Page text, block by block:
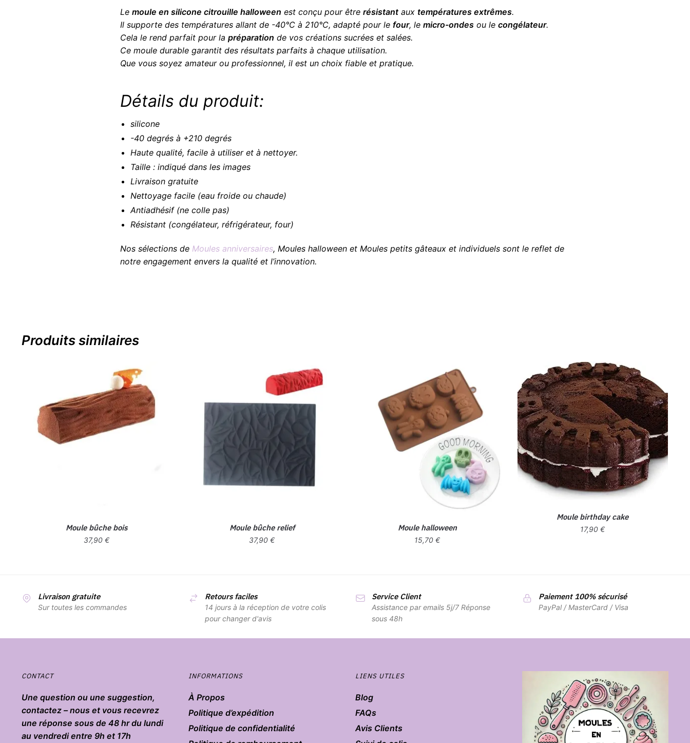
Le moule en silicone citrouille halloween est conçu pour être résistantaux températures extrêmes.
Il supporte des températures allant de -40°C à 210°C, adapté pour le four, le micro-ondesou le congélateur.
Cela le rend parfait pour la préparation de vos créations sucrées et salées.
Ce moule durable garantit des résultats parfaits à chaque utilisation.
Que vous soyez amateur ou professionnel, il est un choix fiable et pratique.
Détails du produit:
silicone
-40 degrés à +210 degrés
Haute qualité, facile à utiliser et à nettoyer.
Taille : indiqué dans les images
Livraison gratuite
Nettoyage facile (eau froide ou chaude)
Antiadhésif (ne colle pas)
Résistant (congélateur, réfrigérateur, four)
Nos sélections de Moules anniversaires, Moules halloween et Moules petits gâteaux et individuels sont le reflet de
notre engagement envers la qualité et l’innovation.
Produits similaires
Moule bûche bois
37,90 €
Moule bûche relief
37,90€
Moule halloween
15,70€
Moule birthday cake
17,90€
Livraison gratuite
Sur toutes les commandes
Retours faciles
14 jours à la réception de votre colis
pour changer d'avis
Service Client
Assistance par emails 5j/7 Réponse
sous 48h
Paiement 100% sécurisé
PayPal / MasterCard / Visa
CONTACT
Une question ou une suggestion,
contactez – nous et vous recevrez
une réponse sous de 48 hr du lundi
au vendredi entre 9h et 17h
INFORMATIONS
À Propos
Politique d’expédition
Politique de confidentialité
LIENS UTILES
Blog
FAQs
Avis Clients